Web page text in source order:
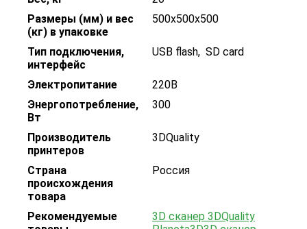
Размеры (мм) и вес
(кг) в упаковке
500х500х500
Тип подключения,
интерфейс
USB flash, SD card
Электропитание
220В
Энергопотребление,
Вт
300
Производитель
принтеров
3DQuality
Страна
происхождения
товара
Россия
Рекомендуемые
3D сканер 3DQuality